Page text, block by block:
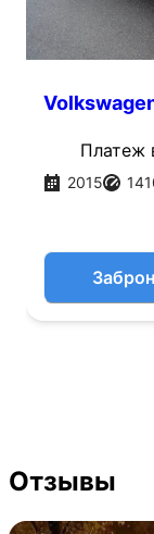
Платеж
2015
Отзывы